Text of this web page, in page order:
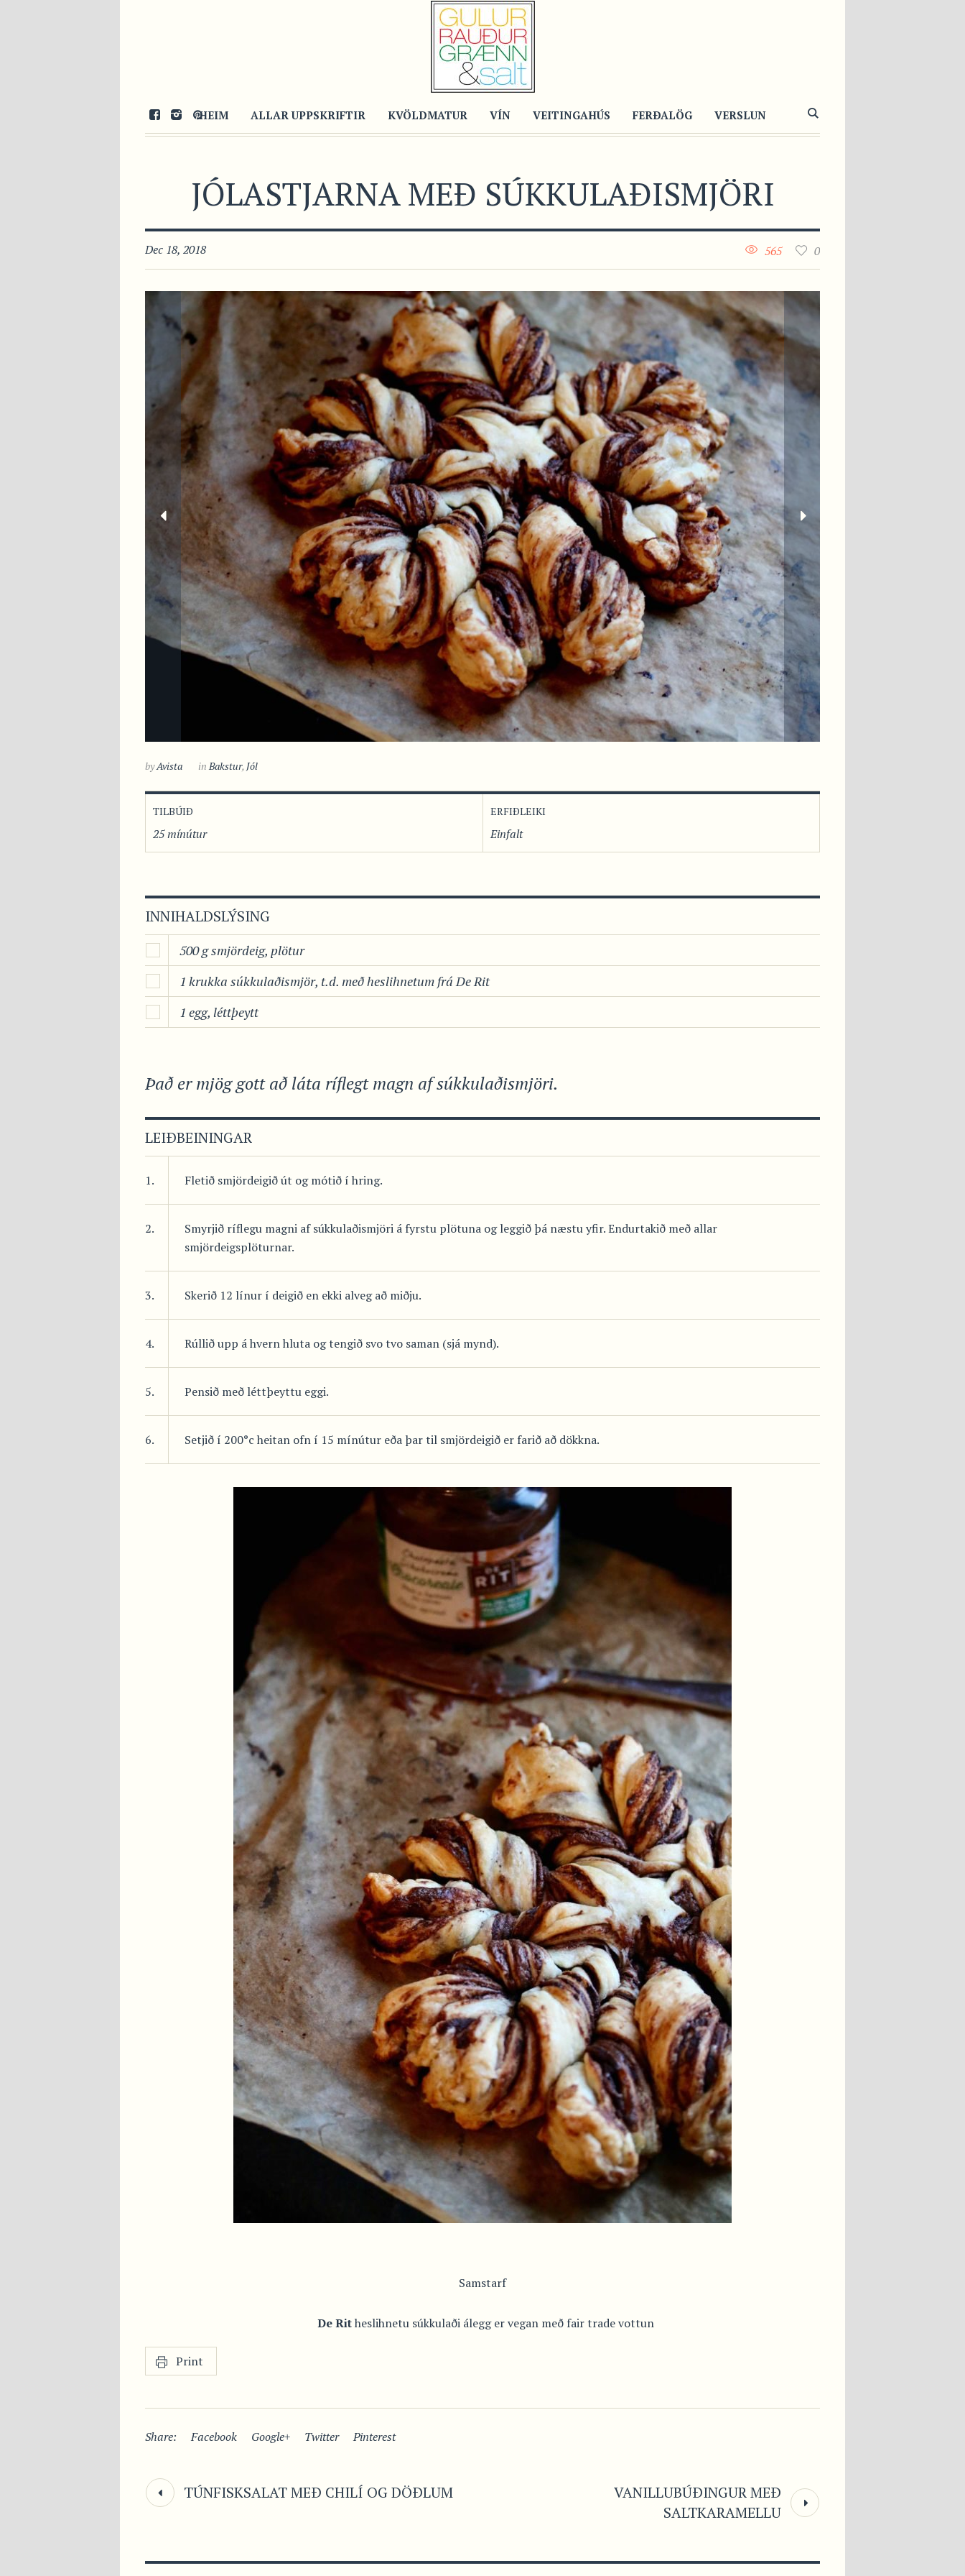
HEIM ALLAR UPPSKRIFTIR KVÖLDMATUR VÍN VEITINGAHÚS FERÐALÖG VERSLUN
JÓLASTJARNA MEÐ SÚKKULAÐISMJÖRI
Dec 18, 2018 0
565
byAvista in Bakstur, Jól
TILBÚIÐ
25 mínútur
ERFIÐLEIKI
Einfalt
INNIHALDSLÝSING
500 g smjördeig, plötur
1 krukka súkkulaðismjör, t.d. með heslihnetum frá De Rit
1 egg, léttþeytt
Það er mjög gott að láta ríflegt magn af súkkulaðismjöri.
LEIÐBEININGAR
1. Fletið smjördeigið út og mótið í hring.
2.
Smyrjið ríflegu magni af súkkulaðismjöri á fyrstu plötuna og leggið þá næstu yfir. Endurtakið með allar
smjördeigsplöturnar.
3. Skerið 12 línur í deigið en ekki alveg að miðju.
4. Rúllið upp á hvern hluta og tengið svo tvo saman (sjá mynd).
5. Pensið með léttþeyttu eggi.
6. Setjið í 200°c heitan ofn í 15 mínútur eða þar til smjördeigið er farið að dökkna.
Samstarf
De Ritheslihnetu súkkulaði álegg er vegan með fair trade vottun
Print
Share: Facebook Google+ Twitter Pinterest
TÚNFISKSALAT MEÐ CHILÍ OG DÖÐLUM
VANILLUBÚÐINGUR MEÐ
SALTKARAMELLU